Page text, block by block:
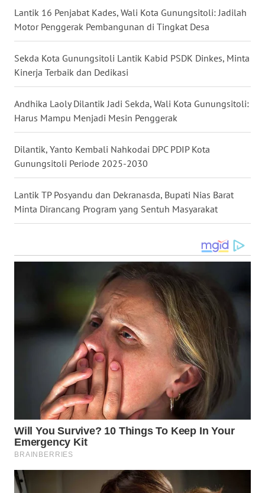
Lantik 16 Penjabat Kades, Wali Kota Gunungsitoli: Jadilah
Motor Penggerak Pembangunan di Tingkat Desa
Sekda Kota Gunungsitoli Lantik Kabid PSDK Dinkes, Minta
Kinerja Terbaik dan Dedikasi
Andhika Laoly Dilantik Jadi Sekda, Wali Kota Gunungsitoli:
Harus Mampu Menjadi Mesin Penggerak
Dilantik, Yanto Kembali Nahkodai DPC PDIP Kota
Gunungsitoli Periode 2025-2030
Lantik TP Posyandu dan Dekranasda, Bupati Nias Barat
Minta Dirancang Program yang Sentuh Masyarakat
WN
WN
MALUKU
WN
MALUT
WN
DAIRI
WN
WN
TAPANULI
WN
TANJUNG